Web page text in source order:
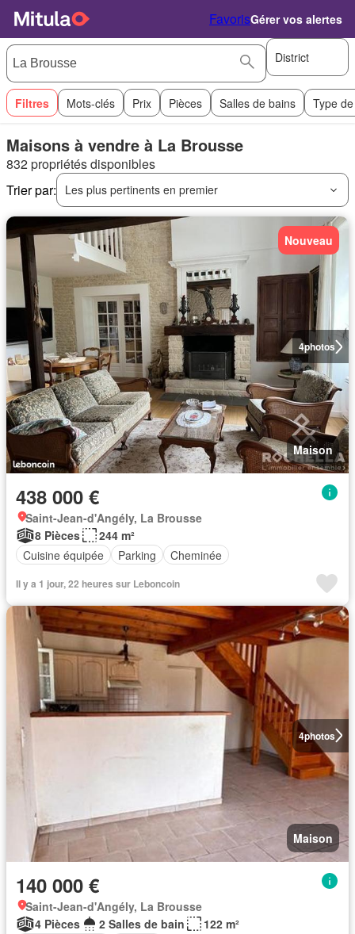
FavorisGérer vos alertes
District
Filtres Mots-clés Prix Pièces Salles de bains Type
Maisons à vendre à La Brousse
832 propriétés disponibles
Trier par:
Les plus pertinents en premier
4photos
Nouveau
Maison
438 000 €
Saint-Jean-d'Angély, La Brousse
8 Pièces
244 m²
Cuisine équipée
Parking Cheminée
Il y a 1 jour, 22 heures sur Leboncoin
4photos
Maison
140 000 €
Saint-Jean-d'Angély, La Brousse
4 Pièces
2 Salles de bain
122 m²